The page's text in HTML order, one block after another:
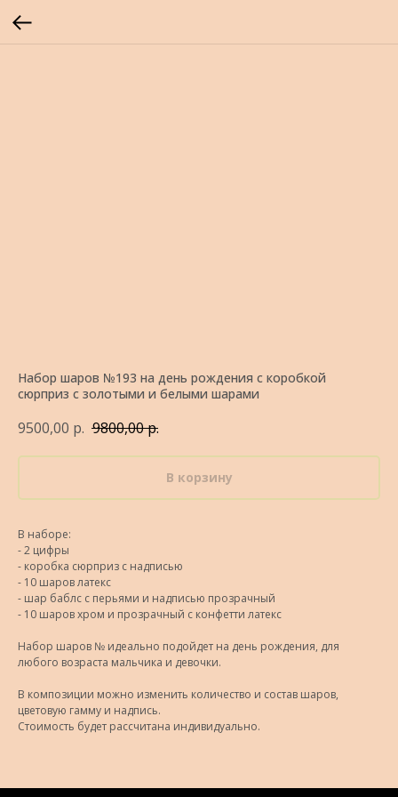
Набор шаров №193 на день рождения с коробкой
сюрприз с золотыми и белыми шарами
9500,00 р. 9800,00р.
В корзину
В наборе:
- 2 цифры
- коробка сюрприз с надписью
- 10 шаров латекс
- шар баблс с перьями и надписью прозрачный
- 10 шаров хром и прозрачный с конфетти латекс
Набор шаров № идеально подойдет на день рождения, для
любого возраста мальчика и девочки.
В композиции можно изменить количество и состав шаров,
цветовую гамму и надпись.
Стоимость будет рассчитана индивидуально.